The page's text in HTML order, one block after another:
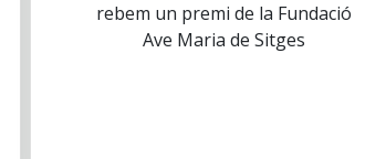
rebem un premi de la Fundació
Ave Maria de Sitges